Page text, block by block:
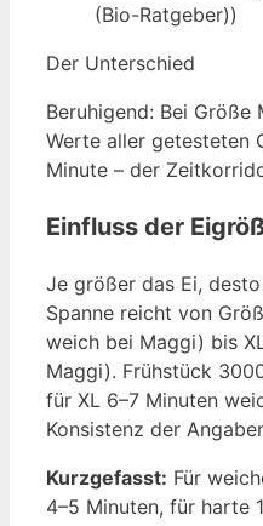
(Bio-Ratgeber))
Der Unterschied
Beruhigend: Bei
Werte aller getesteten
Minute – der
Einfluss der
Je größer das Ei,
Spanne reicht von
weich bei Maggi) bis
Maggi). Frühstück
für XL 6–7 Minuten
Konsistenz der
Kurzgefasst: Für
4–5 Minuten, für harte